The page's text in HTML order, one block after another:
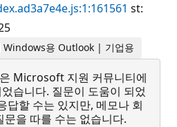
st:
용 Outlook | 기업용
Microsoft 지원 커뮤니티에
습니다. 질문이 도움이 되었
답할 수는 있지만, 메모나 회
문을 따를 수는 없습니다.